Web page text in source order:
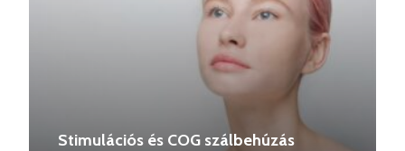
Stimulációs és COG szálbehúzás